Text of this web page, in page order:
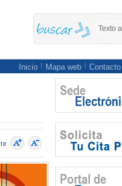
Inicio Mapa web Contacto